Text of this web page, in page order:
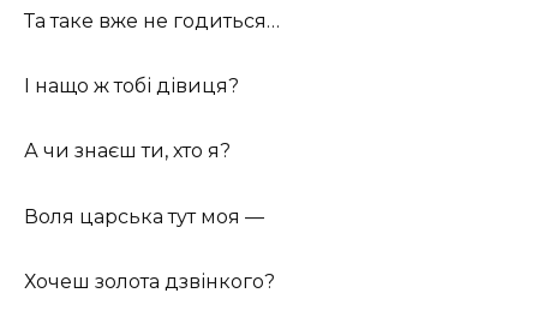
Та таке вже не годиться…
І нащо ж тобі дівиця?
А чи знаєш ти, хто я?
Воля царська тут моя —
Хочеш золота дзвінкого?